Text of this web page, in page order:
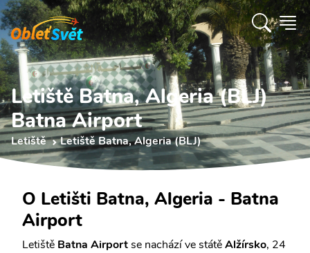
Letiště Batna, Algeria (BLJ)
Batna Airport
Letiště Letiště Batna, Algeria (BLJ)
O Letišti Batna, Algeria - Batna
Airport
Letiště Batna Airportse nachází ve státěAlžírsko, 24